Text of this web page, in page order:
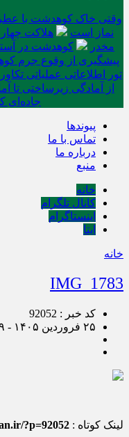
وقتی خاک کوهدشت با عطر
نماز است
مخدر
کوهدشت در
پیشگیری از وقوع جرم
تور اطلاعاتی عملیاتی
از آمادگی زیرساختی تا
جاده‌ای
پیوندها
تماس با ما
درباره ما
منبع
خانه
کانال تلگرام
اینستاگرام
ایتا
خانه
IMG_1783
کد خبر : 92052
۲۵ فروردین ۱۴۰۵ - ۰:۳۹
لینک کوتاه : ?p=92052